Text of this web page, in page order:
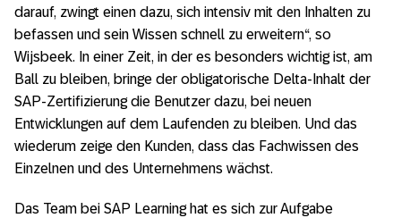
darauf, zwingt einen dazu, sich intensiv mit den Inhalten zu
befassen und sein Wissen schnell zu erweitern“, so
Wijsbeek. In einer Zeit, in der es besonders wichtig ist, am
Ball zu bleiben, bringe der obligatorische Delta-Inhalt der
SAP-Zertifizierung die Benutzer dazu, bei neuen
Entwicklungen auf dem Laufenden zu bleiben. Und das
wiederum zeige den Kunden, dass das Fachwissen des
Einzelnen und des Unternehmens wächst.
Das Team bei SAP Learning hat es sich zur Aufgabe